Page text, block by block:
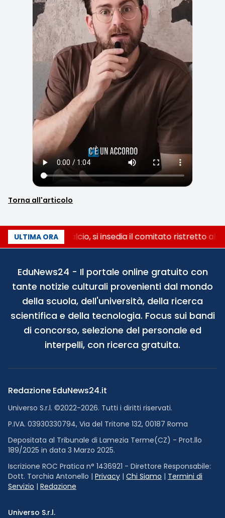
Torna all'articolo
ULTIMA ORA
Riforma del calcio, si insedia il comitato ristretto al
EduNews24 - Il portale online gratuito con
tante notizie culturali provenienti dal mondo
della scuola, dell'università, della ricerca
scientifica e della tecnologia. Focus sui bandi
di concorso, selezione del personale ed
interpelli, con ricerca gratuita.
Redazione EduNews24.it
Universo S.r.l. ©2022-2026. Tutti i diritti riservati.
P.IVA. 03930330794, Via del Tritone 132, 00187 Roma
Depositata al Tribunale di Lamezia Terme(CZ) - Prot.llo
189/2025 in data 3 Marzo 2025.
Iscrizione ROC Pratica n° 1436921 - Direttore Responsabile:
Dott. Torchia Antonello | Privacy | Chi Siamo | Termini di
Servizio | Redazione
Universo S.r.l.